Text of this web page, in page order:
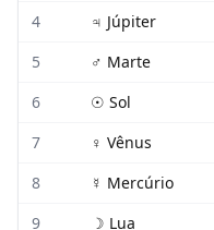
4
♃ Júpiter
5
♂ Marte
6
☉ Sol
7
♀ Vênus
8
☿ Mercúrio
9
☽ Lua